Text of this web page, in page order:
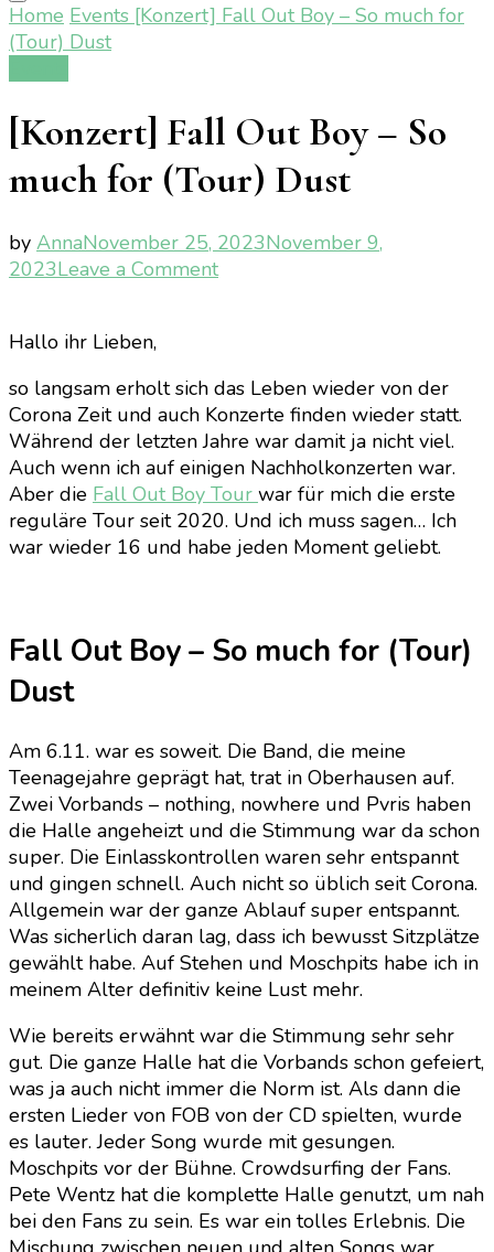
Home Events [Konzert] Fall Out Boy – So much for
(Tour) Dust
[Konzert] Fall Out Boy – So
much for (Tour) Dust
by AnnaNovember 25, 2023November 9,
2023Leave a Commenton
Boy
–
So
much
for
(Tour)
Dust
Hallo ihr Lieben,
so langsam erholt sich das Leben wieder von der
Corona Zeit und auch Konzerte finden wieder statt.
Während der letzten Jahre war damit ja nicht viel.
Auch wenn ich auf einigen Nachholkonzerten war.
Aber die Fall Out Boy Tour war für mich die erste
reguläre Tour seit 2020. Und ich muss sagen… Ich
war wieder 16 und habe jeden Moment geliebt.
Fall Out Boy – So much for (Tour)
Dust
Am 6.11. war es soweit. Die Band, die meine
Teenagejahre geprägt hat, trat in Oberhausen auf.
Zwei Vorbands – nothing, nowhere und Pvris haben
die Halle angeheizt und die Stimmung war da schon
super. Die Einlasskontrollen waren sehr entspannt
und gingen schnell. Auch nicht so üblich seit Corona.
Allgemein war der ganze Ablauf super entspannt.
Was sicherlich daran lag, dass ich bewusst Sitzplätze
gewählt habe. Auf Stehen und Moschpits habe ich in
meinem Alter definitiv keine Lust mehr.
Wie bereits erwähnt war die Stimmung sehr sehr
gut. Die ganze Halle hat die Vorbands schon gefeiert,
was ja auch nicht immer die Norm ist. Als dann die
ersten Lieder von FOB von der CD spielten, wurde
es lauter. Jeder Song wurde mit gesungen.
Moschpits vor der Bühne. Crowdsurfing der Fans.
Pete Wentz hat die komplette Halle genutzt, um nah
bei den Fans zu sein. Es war ein tolles Erlebnis. Die